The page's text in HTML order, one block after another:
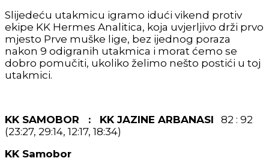
Slijedeću utakmicu igramo idući vikend protiv
ekipe KK Hermes Analitica, koja uvjerljivo drži prvo
mjesto Prve muške lige, bez ijednog poraza
nakon 9 odigranih utakmica i morat ćemo se
dobro pomučiti, ukoliko želimo nešto postići u toj
utakmici.
KK SAMOBOR : KK JAZINE ARBANASI 82 : 92
(23:27, 29:14, 12:17, 18:34)
KK Samobor